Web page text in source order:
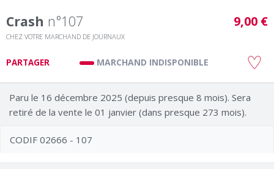
Crash n°107
CHEZ VOTRE MARCHAND DE JOURNAUX
9,00 €
PARTAGER MARCHAND INDISPONIBLE
Paru le 16 décembre 2025 (depuis presque 8 mois). Sera
retiré de la vente le 01 janvier (dans presque 273 mois).
CODIF 02666 - 107